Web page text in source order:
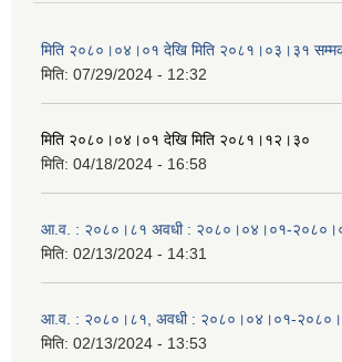
मिति २०८०।०४।०१ देखि मिति २०८१।०३।३१
मिति: 07/29/2024 - 12:32
मिति २०८०।०४।०१ देखि मिति २०८१।१२।३०
मिति: 04/18/2024 - 16:58
आ.व. : २०८०।८१ अवधी : २०८०।०४।०१-
मिति: 02/13/2024 - 14:31
आ.व. : २०८०।८१, अवधी : २०८०।०४।०१-
मिति: 02/13/2024 - 13:53